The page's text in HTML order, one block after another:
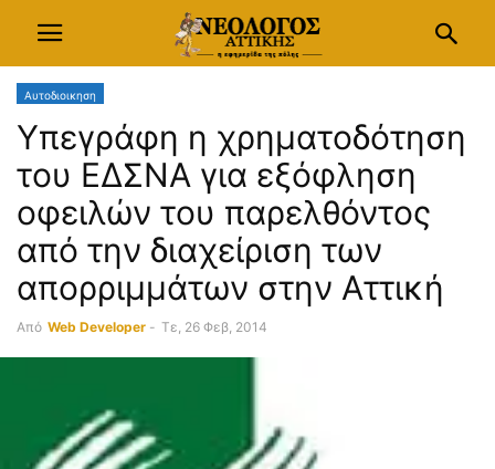
Αυτοδιοικηση
Υπεγράφη η χρηματοδότηση
του ΕΔΣΝΑ για εξόφληση
οφειλών του παρελθόντος
από την διαχείριση των
απορριμμάτων στην Αττική
Από Web Developer - Τε, 26 Φεβ, 2014